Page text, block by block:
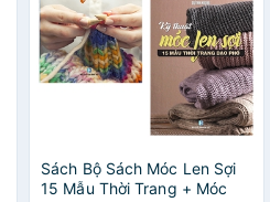
Sách Bộ Sách Móc Len Sợi
15 Mẫu Thời Trang + Móc